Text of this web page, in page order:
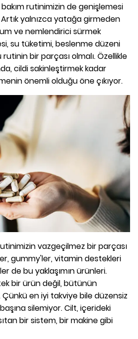
rutinimizin de genişlemesi
yalnızca yatağa girmeden
ve nemlendirici sürmek
su tüketimi, beslenme düzeni
bir parçası olmalı. Özellikle
cildi sakinleştirmek kadar
önemli olduğu öne çıkıyor.
vazgeçilmez bir parçası
gummy'ler, vitamin destekleri
de bu yaklaşımın ürünleri.
bir ürün değil, bütünün
en iyi takviye bile düzensiz
silemiyor. Cilt, içerideki
bir sistem, bir makine gibi